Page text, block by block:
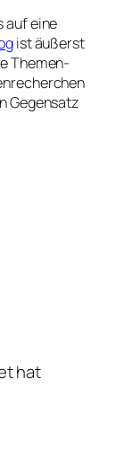
auf eine
ist äußerst
Themen-
Gegensatz
hat